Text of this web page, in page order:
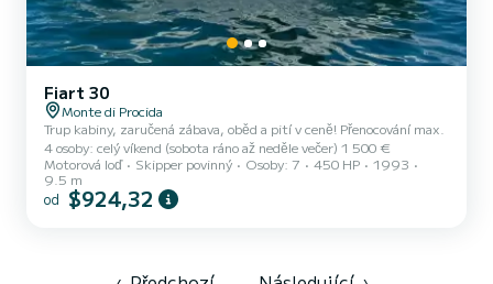
Fiart 30
Monte di Procida
Trup kabiny, zaručená zábava, oběd a pití v ceně! Přenocování max.
4 osoby: celý víkend (sobota ráno až neděle večer) 1 500 €
Motorová loď
Skipper povinný Osoby: 7 450 HP
1993
9.5 m
od $924,32